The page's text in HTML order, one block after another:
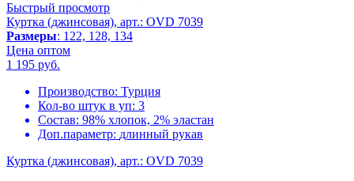
Быстрый просмотр
Куртка (джинсовая), арт.: OVD 7039
Размеры: 122, 128, 134
Цена оптом
1 195 руб.
Производство: Турция
Кол-во штук в уп: 3
Состав: 98% хлопок, 2% эластан
Доп.параметр: длинный рукав
Куртка (джинсовая), арт.: OVD 7039